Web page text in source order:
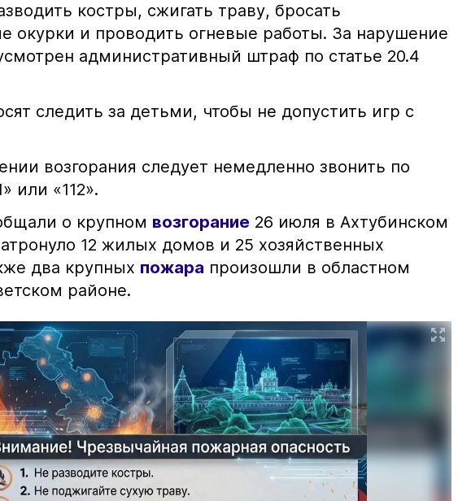
костры, сжигать траву, бросать
окурки и проводить огневые работы. За нарушение
административный штраф по статье 20.4
следить за детьми, чтобы не допустить игр с
возгорания следует немедленно звонить по
или «112».
о крупном возгорание 26 июля в Ахтубинском
12 жилых домов и 25 хозяйственных
два крупных пожара произошли в областном
районе.